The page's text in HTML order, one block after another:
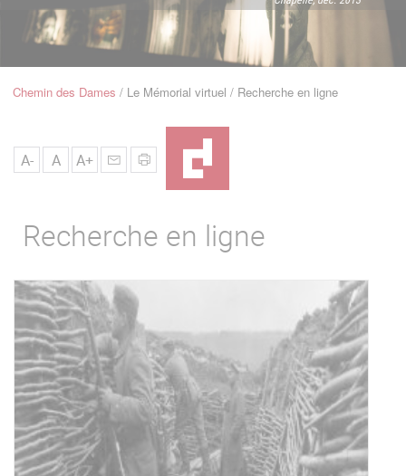
Navigation
Fil
Chemin des Dames Le Mémorial virtuel Recherche en ligne
A- A A+
Recherche en ligne